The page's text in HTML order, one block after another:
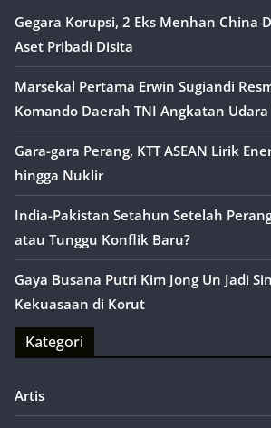
Gegara Korupsi, 2 Eks Menhan China
Aset Pribadi Disita
Marsekal Pertama Erwin Sugiandi
Komando Daerah TNI Angkatan Udara
Gara-gara Perang, KTT ASEAN Lirik
hingga Nuklir
India-Pakistan Setahun Setelah
atau Tunggu Konflik Baru?
Gaya Busana Putri Kim Jong Un Jadi
Kekuasaan di Korut
Kategori
Artis